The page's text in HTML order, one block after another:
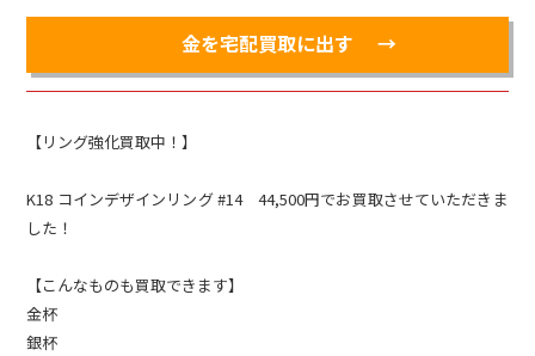
金を宅配買取に出す
【リング強化買取中！】
K18 コインデザインリング #14 44,500円でお買取させていただきま
した！
【こんなものも買取できます】
金杯
銀杯